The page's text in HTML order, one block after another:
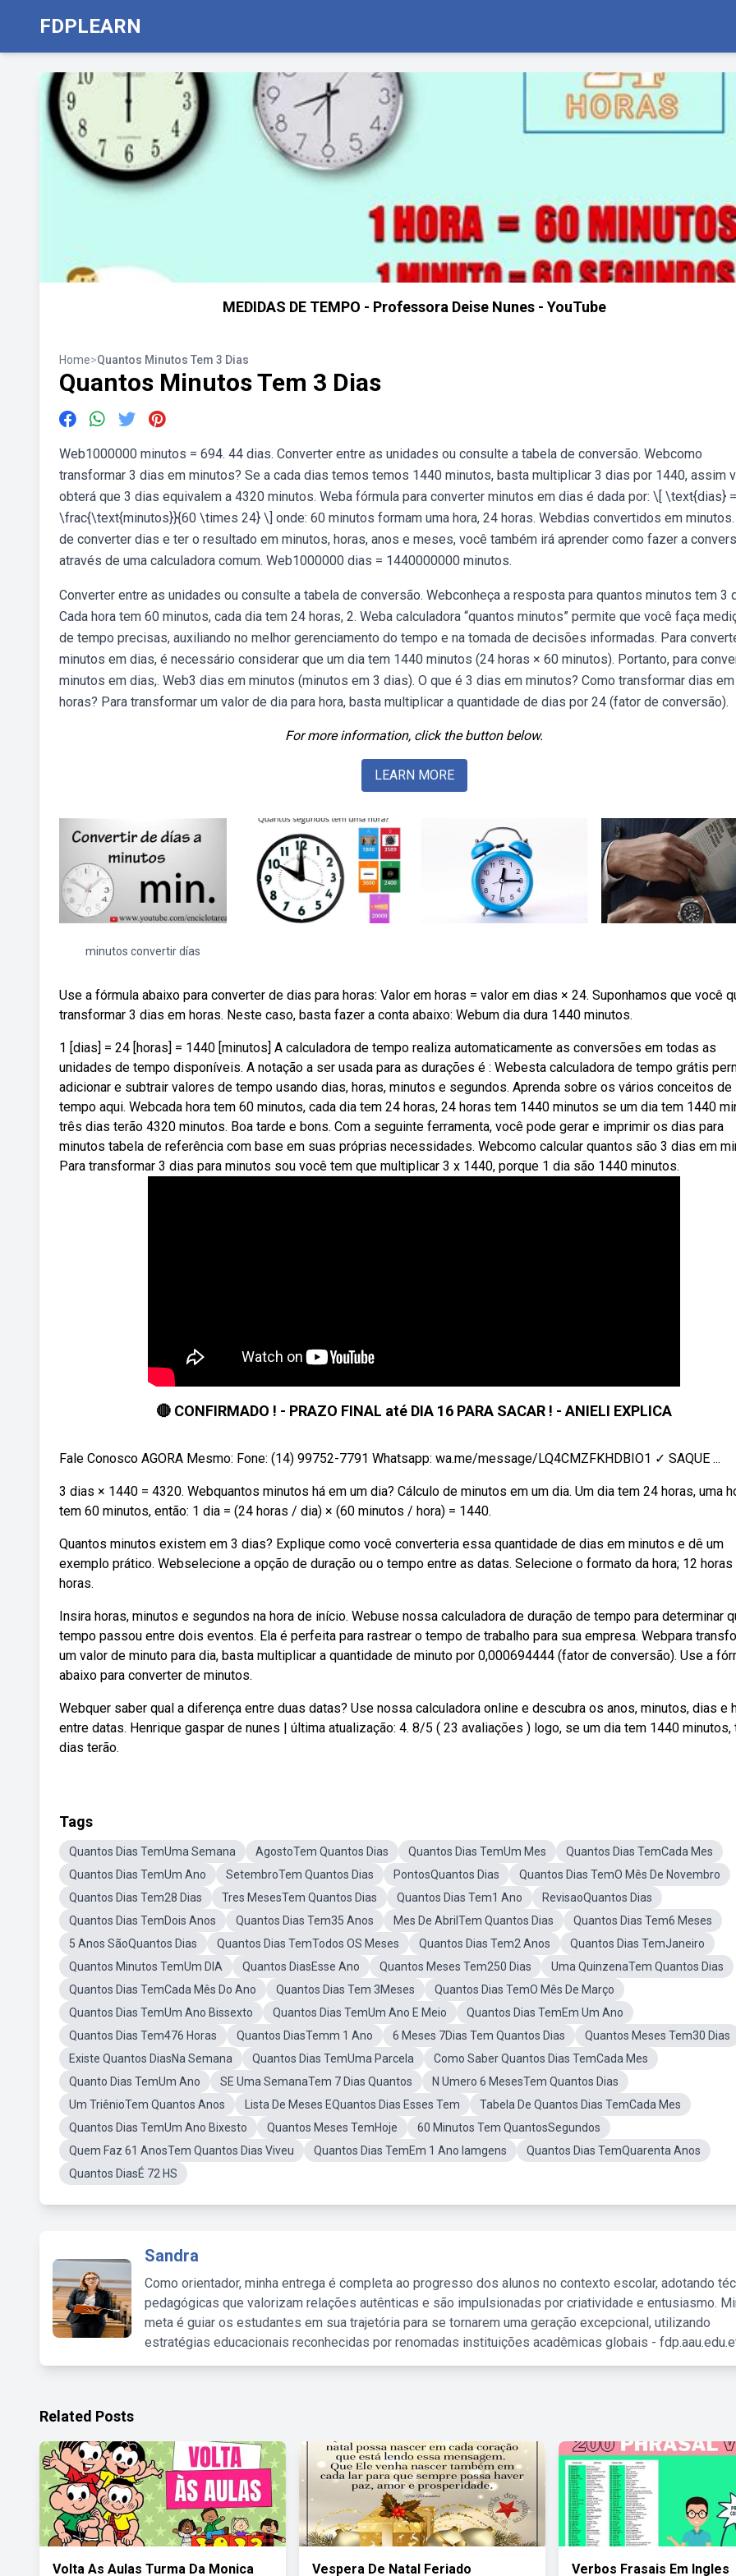
FDPLEARN
MEDIDAS DE TEMPO - Professora Deise Nunes - YouTube
Home>Quantos Minutos Tem 3 Dias
Quantos Minutos Tem 3 Dias
Web1000000 minutos = 694. 44 dias. Converter entre as unidades ou consulte a tabela de conversão. Webcomo
transformar 3 dias em minutos? Se a cada dias temos temos 1440 minutos, basta multiplicar 3 dias por 1440, assim
obterá que 3 dias equivalem a 4320 minutos. Weba fórmula para converter minutos em dias é dada por: \[ \text{dias} =
\frac{\text{minutos}}{60 \times 24} \] onde: 60 minutos formam uma hora, 24 horas. Webdias convertidos em
de converter dias e ter o resultado em minutos, horas, anos e meses, você também irá aprender como fazer a
através de uma calculadora comum. Web1000000 dias = 1440000000 minutos.
Converter entre as unidades ou consulte a tabela de conversão. Webconheça a resposta para quantos minutos tem 3
Cada hora tem 60 minutos, cada dia tem 24 horas, 2. Weba calculadora “quantos minutos” permite que você faça
de tempo precisas, auxiliando no melhor gerenciamento do tempo e na tomada de decisões informadas. Para
minutos em dias, é necessário considerar que um dia tem 1440 minutos (24 horas × 60 minutos). Portanto, para
minutos em dias,. Web3 dias em minutos (minutos em 3 dias). O que é 3 dias em minutos? Como transformar dias em
horas? Para transformar um valor de dia para hora, basta multiplicar a quantidade de dias por 24 (fator de conversão).
For more information, click the button below.
LEARN MORE
minutos convertir días
Use a fórmula abaixo para converter de dias para horas: Valor em horas = valor em dias × 24. Suponhamos que você
transformar 3 dias em horas. Neste caso, basta fazer a conta abaixo: Webum dia dura 1440 minutos.
1 [dias] = 24 [horas] = 1440 [minutos] A calculadora de tempo realiza automaticamente as conversões em todas as
unidades de tempo disponíveis. A notação a ser usada para as durações é : Webesta calculadora de tempo grátis
adicionar e subtrair valores de tempo usando dias, horas, minutos e segundos. Aprenda sobre os vários conceitos de
tempo aqui. Webcada hora tem 60 minutos, cada dia tem 24 horas, 24 horas tem 1440 minutos se um dia tem 1440
três dias terão 4320 minutos. Boa tarde e bons. Com a seguinte ferramenta, você pode gerar e imprimir os dias para
minutos tabela de referência com base em suas próprias necessidades. Webcomo calcular quantos são 3 dias em
Para transformar 3 dias para minutos sou você tem que multiplicar 3 x 1440, porque 1 dia são 1440 minutos.
🔴 CONFIRMADO ! - PRAZO FINAL até DIA 16 PARA SACAR ! - ANIELI EXPLICA
Fale Conosco AGORA Mesmo: Fone: (14) 99752-7791 Whatsapp: wa.me/message/LQ4CMZFKHDBIO1 ✓ SAQUE ...
3 dias × 1440 = 4320. Webquantos minutos há em um dia? Cálculo de minutos em um dia. Um dia tem 24 horas, uma
tem 60 minutos, então: 1 dia = (24 horas / dia) × (60 minutos / hora) = 1440.
Quantos minutos existem em 3 dias? Explique como você converteria essa quantidade de dias em minutos e dê um
exemplo prático. Webselecione a opção de duração ou o tempo entre as datas. Selecione o formato da hora; 12 horas
horas.
Insira horas, minutos e segundos na hora de início. Webuse nossa calculadora de duração de tempo para determinar
tempo passou entre dois eventos. Ela é perfeita para rastrear o tempo de trabalho para sua empresa. Webpara
um valor de minuto para dia, basta multiplicar a quantidade de minuto por 0,000694444 (fator de conversão). Use a
abaixo para converter de minutos.
Webquer saber qual a diferença entre duas datas? Use nossa calculadora online e descubra os anos, minutos, dias e
entre datas. Henrique gaspar de nunes | última atualização: 4. 8/5 ( 23 avaliações ) logo, se um dia tem 1440 minutos,
dias terão.
Tags
Quantos Dias TemUma Semana AgostoTem Quantos Dias Quantos Dias TemUm Mes
Quantos Dias TemCada Mes
Quantos Dias TemUm Ano
SetembroTem Quantos Dias PontosQuantos Dias
Quantos Dias TemO Mês De Novembro
Quantos Dias Tem28 Dias
Tres MesesTem Quantos Dias Quantos Dias Tem1 Ano
RevisaoQuantos Dias
Quantos Dias TemDois Anos
Quantos Dias Tem35 Anos Mes De AbrilTem Quantos Dias
Quantos Dias Tem6 Meses
5 Anos SãoQuantos Dias
Quantos Dias TemTodos OS Meses Quantos Dias Tem2 Anos
Quantos Dias TemJaneiro
Quantos Minutos TemUm DIA
Quantos DiasEsse Ano Quantos Meses Tem250 Dias
Uma QuinzenaTem Quantos Dias
Quantos Dias TemCada Mês Do Ano
Quantos Dias Tem 3Meses
Quantos Dias TemO Mês De Março
Quantos Dias TemUm Ano Bissexto
Quantos Dias TemUm Ano E Meio
Quantos Dias TemEm Um Ano
Quantos Dias Tem476 Horas
Quantos DiasTemm 1 Ano 6 Meses 7Dias Tem Quantos Dias
Quantos Meses Tem30 Dias
Existe Quantos DiasNa Semana
Quantos Dias TemUma Parcela
Como Saber Quantos Dias TemCada Mes
Quanto Dias TemUm Ano
SE Uma SemanaTem 7 Dias Quantos
N Umero 6 MesesTem Quantos Dias
Um TriênioTem Quantos Anos
Lista De Meses EQuantos Dias Esses Tem
Tabela De Quantos Dias TemCada Mes
Quantos Dias TemUm Ano Bixesto
Quantos Meses TemHoje
60 Minutos Tem QuantosSegundos
Quem Faz 61 AnosTem Quantos Dias Viveu
Quantos Dias TemEm 1 Ano Iamgens
Quantos Dias TemQuarenta Anos
Quantos DiasÉ 72 HS
Sandra
Como orientador, minha entrega é completa ao progresso dos alunos no contexto escolar, adotando
pedagógicas que valorizam relações autênticas e são impulsionadas por criatividade e entusiasmo.
meta é guiar os estudantes em sua trajetória para se tornarem uma geração excepcional, utilizando
estratégias educacionais reconhecidas por renomadas instituições acadêmicas globais -
Related Posts
Volta As Aulas Turma Da Monica Vespera De Natal Feriado Verbos Frasais Em Ingles